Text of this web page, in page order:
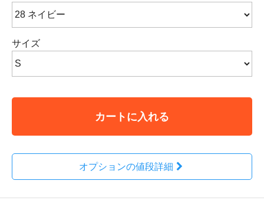
サイズ
カートに入れる
オプションの値段詳細